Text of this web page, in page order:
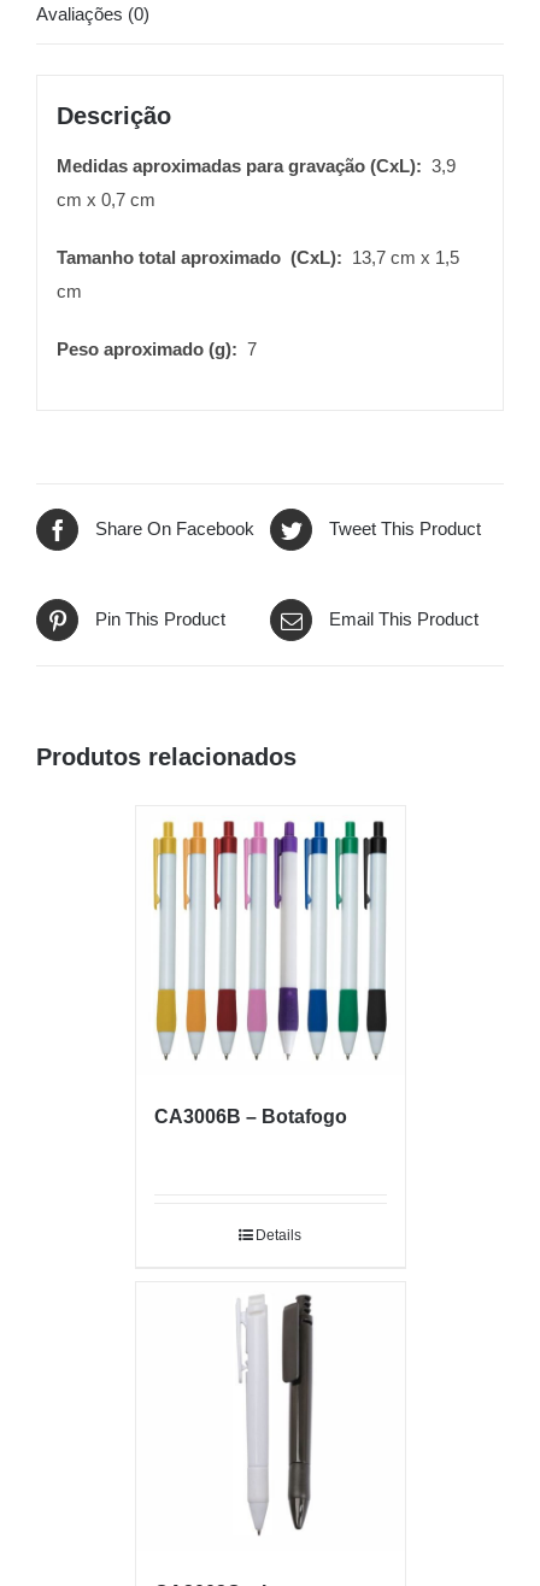
Avaliações (0)
Descrição
Medidas aproximadas para gravação(CxL): 3,9
cm x 0,7 cm
Tamanho total aproximado (CxL): 13,7 cm x 1,5
cm
Peso aproximado(g): 7
Share On Facebook Tweet This Product
Pin This Product Email This Product
Produtos relacionados
CA3006B – Botafogo
Details